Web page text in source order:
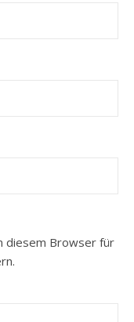
diesem Browser für